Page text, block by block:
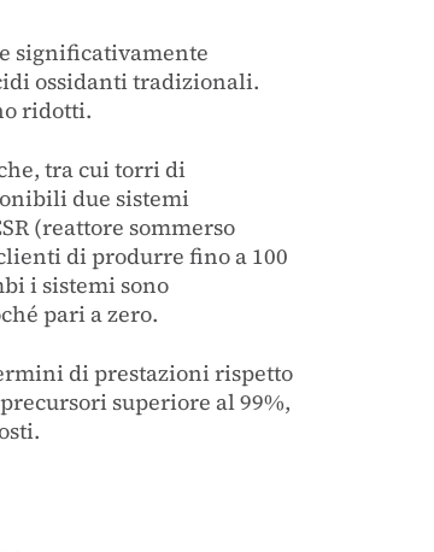
significativamente
ossidanti tradizionali.
ridotti.
tra cui torri di
due sistemi
(reattore sommerso
di produrre fino a 100
i sistemi sono
pari a zero.
di prestazioni rispetto
superiore al 99%,